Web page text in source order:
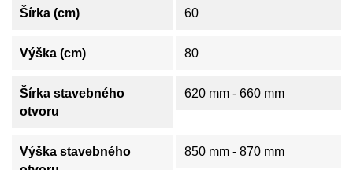
Šírka (cm) 60
Výška (cm) 80
Šírka stavebného
otvoru
620 mm - 660 mm
Výška stavebného
850 mm - 870 mm